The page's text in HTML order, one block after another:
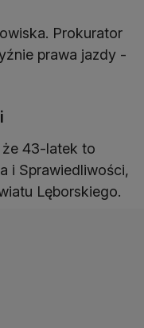
Prokurator
prawa jazdy -
że 43-latek to
i Sprawiedliwości,
Lęborskiego.